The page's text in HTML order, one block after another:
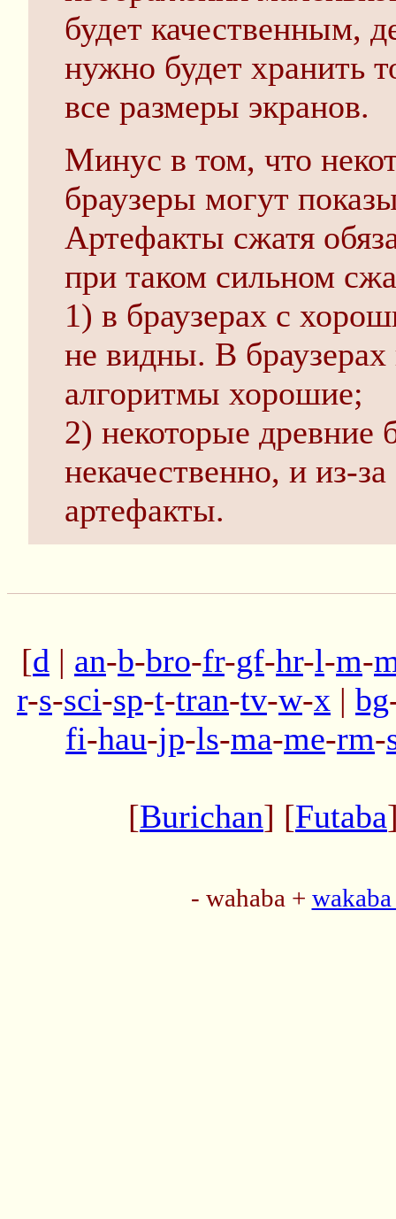
будет качественным,
нужно будет хранить
все размеры экранов.
Минус в том, что
браузеры могут
Артефакты сжатя
при таком сильном
1) в браузерах с
не видны. В
алгоритмы хорошие;
2) некоторые древние
некачественно, и из-
артефакты.
[d | an-b-bro-fr-gf-hr-l-m-
r-s-sci-sp-t-tran-tv-w-x | bg
fi-hau-jp-ls-ma-me-rm-
[Burichan] [Futaba
- wahaba +